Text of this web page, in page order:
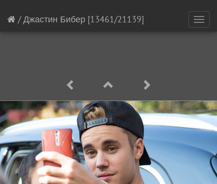
/Джастин Бибер [13461/21139]